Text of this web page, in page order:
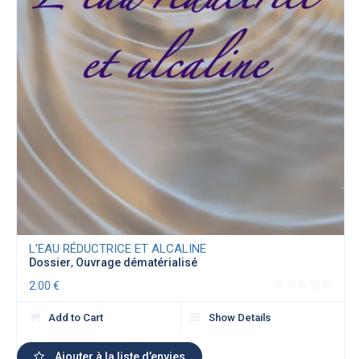
L’EAU RÉDUCTRICE ET ALCALINE
Dossier, Ouvrage dématérialisé
2.00€
Add to Cart Show Details
Ajouter à la liste d’envies